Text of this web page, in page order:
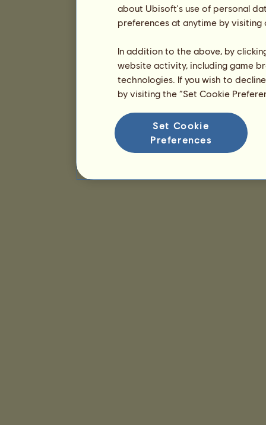
about Ubisoft's use of personal
preferences at anytime by
In addition to the above, by
website activity, including game
technologies. If you wish to
by visiting the “Set Cookie
Set Cookie
Preferences